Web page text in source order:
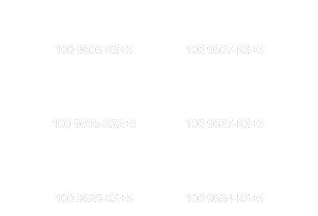
100 9603-KS+5 100 9607-KS+5
100 9616-KS2+5 100 9627-KS+5
100 9629-KS+5 100 9634-KS+5